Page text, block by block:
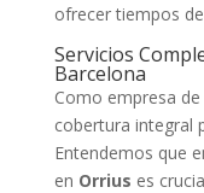
ofrecer tiempos
Servicios
Barcelona
Como empresa
cobertura integral
Entendemos que
en Orrius es